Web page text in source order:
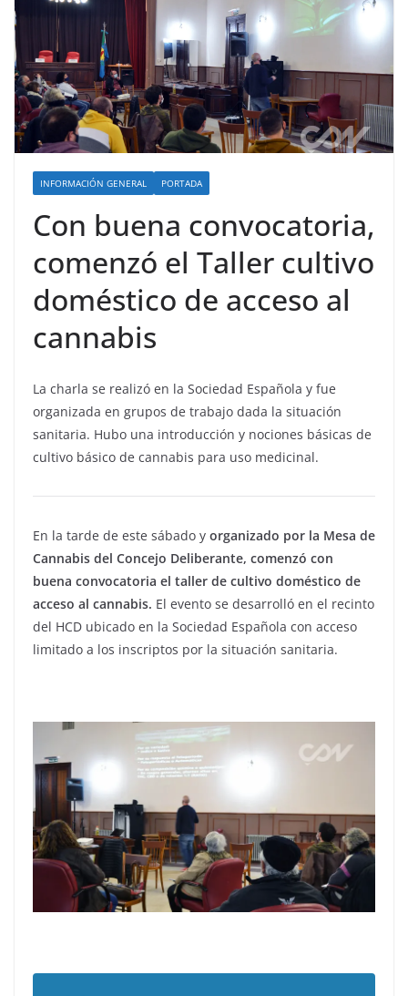
INFORMACIÓN GENERAL PORTADA
Con buena convocatoria,
comenzó el Taller cultivo
doméstico de acceso al
cannabis
La charla se realizó en la Sociedad Española y fue
organizada en grupos de trabajo dada la situación
sanitaria. Hubo una introducción y nociones básicas de
cultivo básico de cannabis para uso medicinal.
En la tarde de este sábado y organizado por la Mesa de
Cannabis del Concejo Deliberante, comenzó con
buena convocatoria el taller de cultivo doméstico de
acceso al cannabis. El evento se desarrolló en el recinto
del HCD ubicado en la Sociedad Española con acceso
limitado a los inscriptos por la situación sanitaria.